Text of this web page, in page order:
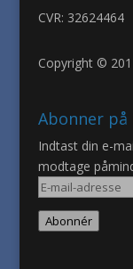
CVR: 32624464
Copyright ©
Abonner
Indtast din e-
modtage
E-
adresse
Abonnér